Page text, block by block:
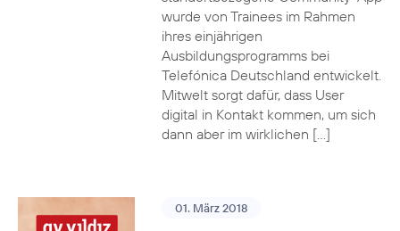
wurde von Trainees im Rahmen
ihres einjährigen
Ausbildungsprogramms bei
Telefónica Deutschland entwickelt.
Mitwelt sorgt dafür, dass User
digital in Kontakt kommen, um sich
dann aber im wirklichen […]
01. März 2018